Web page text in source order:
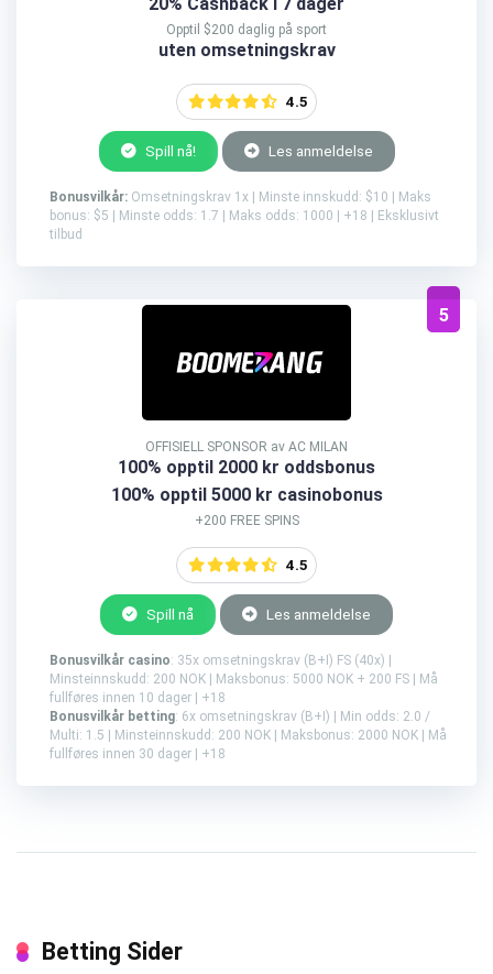
Opptil $200 daglig på sport
uten omsetningskrav
4.5
Spill nå! Les anmeldelse
Bonusvilkår: Omsetningskrav 1x | Minste innskudd: $10 | Maks
bonus: $5 | Minste odds: 1.7 | Maks odds: 1000 | +18 | Eksklusivt
tilbud
5
OFFISIELL SPONSOR av AC MILAN
100% opptil 2000 kr oddsbonus
100% opptil 5000 kr casinobonus
+200 FREE SPINS
4.5
Spill nå Les anmeldelse
Bonusvilkår casino: 35x omsetningskrav (B+I) FS (40x) |
Minsteinnskudd: 200 NOK | Maksbonus: 5000 NOK + 200 FS | Må
fullføres innen 10 dager | +18
Bonusvilkår betting: 6x omsetningskrav (B+I) | Min odds: 2.0 /
Multi: 1.5 | Minsteinnskudd: 200 NOK | Maksbonus: 2000 NOK | Må
fullføres innen 30 dager | +18
Betting Sider